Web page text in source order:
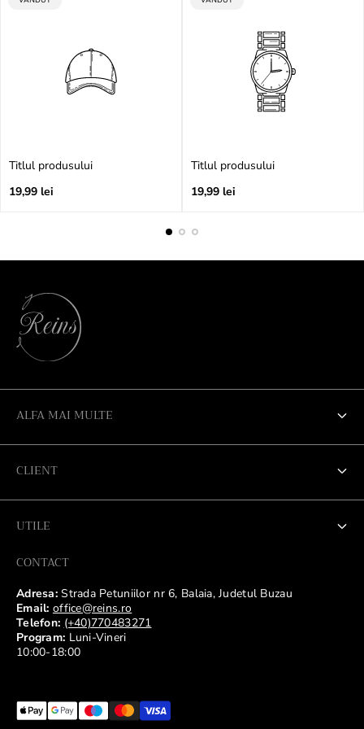
Titlul produsului
Preț
19,99 lei
Titlul produsului
Preț
19,99 lei
CONTACT
Adresa:Strada Petuniilor nr 6, Balaia, Judetul Buzau
Email: office@reins.ro
Telefon: (+40)770483271
Program: Luni-Vineri
10:00-18:00
ALFA MAI MULTE
Despre pietre
Ingrijirea produselor
Ambalaje Reins
ANPC
CLIENT
Retur
Garantie
UTILE
Termeni si conditii
Politica de confidentialitate(GDPR)
Politica Coockies
Solicitare, stergere sau export de date.